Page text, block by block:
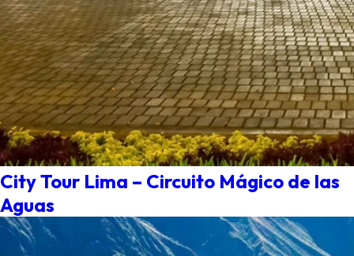
City Tour Lima – Circuito Mágico de las
Aguas